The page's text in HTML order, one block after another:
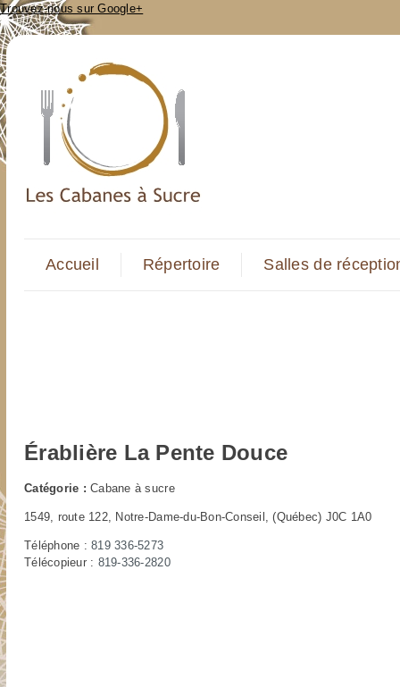
Trouvez-nous sur Google+
Accueil Répertoire Salles de
Érablière La Pente Douce
Catégorie : Cabane à sucre
1549, route 122, Notre-Dame-du-Bon-Conseil, (Québec) J0C 1A0
Téléphone :819 336-5273
Télécopieur : 819-336-2820